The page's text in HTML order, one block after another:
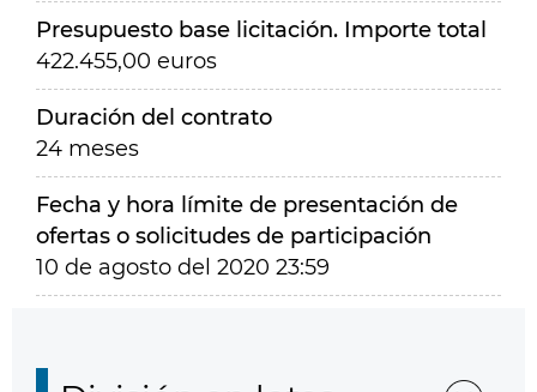
Presupuesto base licitación. Importe total
422.455,00 euros
Duración del contrato
24 meses
Fecha y hora límite de presentación de
ofertas o solicitudes de participación
10 de agosto del 2020 23:59